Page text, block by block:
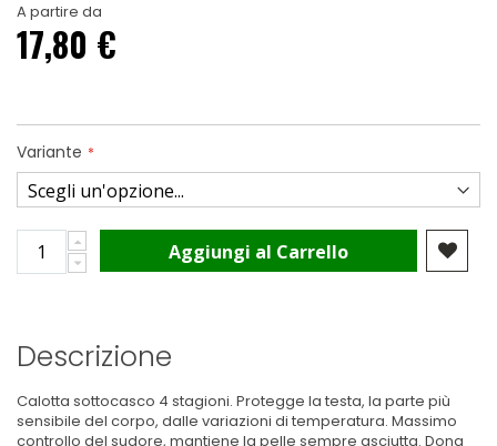
A partire da
17,80 €
Variante
Aggiungi al Carrello
Descrizione
Calotta sottocasco 4 stagioni. Protegge la testa, la parte più
sensibile del corpo, dalle variazioni di temperatura. Massimo
controllo del sudore, mantiene la pelle sempre asciutta. Dona